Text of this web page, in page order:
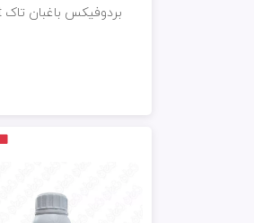
بردوفیکس باغبان تاک 5lit